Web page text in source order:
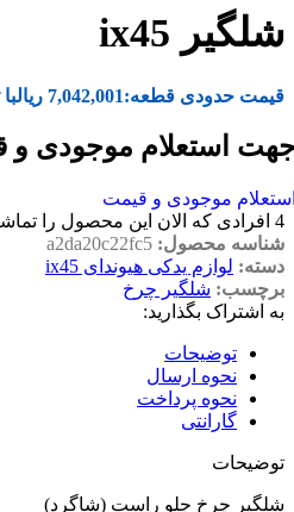
شلگیر ix45
قیمت حدودی قطعه:7,042,001 ریال
استعلام موجودی و
موجودی و قیمت
4 افرادی که الان این محصول را
شناسه محصول: a2da20c22fc5
دسته: لوازم یدکی هیوندای ix45
برچسب: شلگیر چرخ
به اشتراک بگذارید:
توضیحات
نحوه ارسال
نحوه پرداخت
گارانتی
توضیحات
شلگیر چرخ جلو راست (شاگرد)